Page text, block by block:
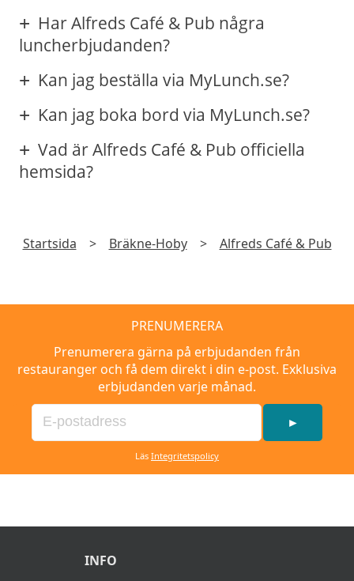
Har Alfreds Café & Pub några
luncherbjudanden?
Kan jag beställa via MyLunch.se?
Kan jag boka bord via MyLunch.se?
Vad är Alfreds Café & Pub officiella
hemsida?
Startsida > Bräkne-Hoby > Alfreds Café & Pub
PRENUMERERA
Prenumerera gärna på erbjudanden från
restauranger och få dem direkt i din e-post. Exklusiva
erbjudanden varje månad.
►
Läs Integritetspolicy
INFO